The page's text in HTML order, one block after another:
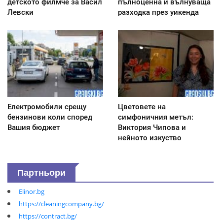
детското филмче за Васил
Левски
пълноценна и вълнуваща
разходка през уикенда
Електромобили срещу
бензинови коли според
Вашия бюджет
Цветовете на
симфоничния метъл:
Виктория Чипова и
нейното изкуство
Партньори
Elinor.bg
https://cleaningcompany.bg/
https://contract.bg/